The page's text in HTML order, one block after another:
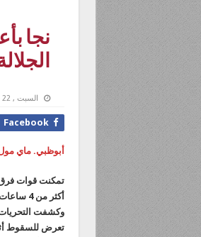
نجا
السبت , 22 فبراير 2025
Facebook
أبوظبي. ماي
تمكنت قوات
أكثر من 4 ساعات باستخدام الحبال والمعدات المتخصصة.
تعرض للسقوط